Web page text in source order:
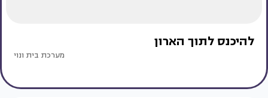
להיכנס לתוך הארון
מערכת בית ונוי